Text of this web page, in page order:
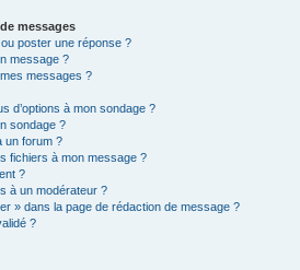
messages
poster une réponse ?
message ?
messages ?
d’options à mon sondage ?
sondage ?
un forum ?
fichiers à mon message ?
?
à un modérateur ?
» dans la page de rédaction de message ?
?